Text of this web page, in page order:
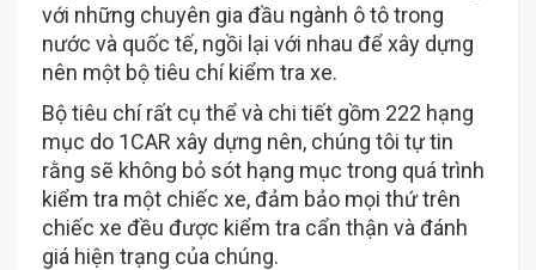
với những chuyên gia đầu ngành ô tô trong
nước và quốc tế, ngồi lại với nhau để xây dựng
nên một bộ tiêu chí kiểm tra xe.
Bộ tiêu chí rất cụ thể và chi tiết gồm 222 hạng
mục do 1CAR xây dựng nên, chúng tôi tự tin
rằng sẽ không bỏ sót hạng mục trong quá trình
kiểm tra một chiếc xe, đảm bảo mọi thứ trên
chiếc xe đều được kiểm tra cẩn thận và đánh
giá hiện trạng của chúng.